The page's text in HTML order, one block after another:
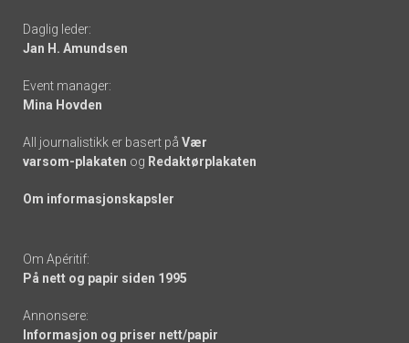
links
Daglig leder:
Jan H. Amundsen
Event manager:
Mina Hovden
All journalistikk er basert på Vær
varsom-plakaten og Redaktørplakaten
Om informasjonskapsler
Om Apéritif:
På nett og papir siden 1995
Annonsere:
Informasjon og priser nett/papir